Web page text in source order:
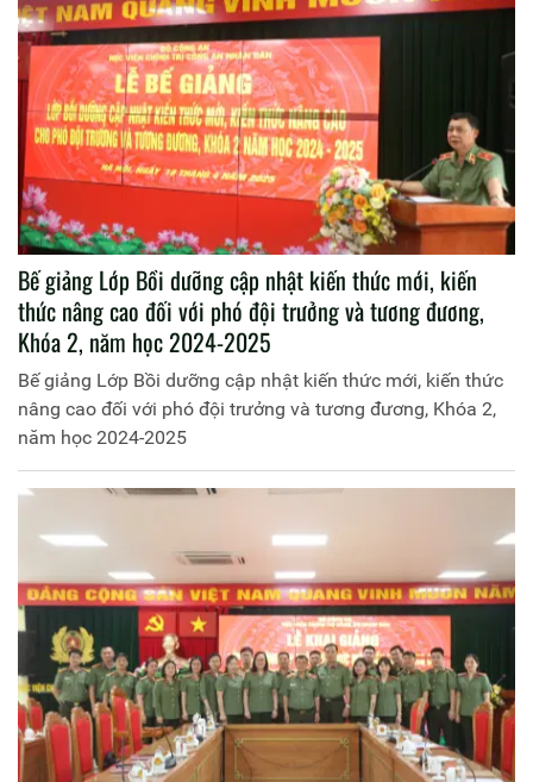
Bế giảng Lớp Bồi dưỡng cập nhật kiến thức mới, kiến
thức nâng cao đối với phó đội trưởng và tương đương,
Khóa 2, năm học 2024-2025
Bế giảng Lớp Bồi dưỡng cập nhật kiến thức mới, kiến thức
nâng cao đối với phó đội trưởng và tương đương, Khóa 2,
năm học 2024-2025